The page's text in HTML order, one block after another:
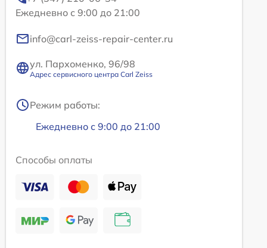
Ежедневно с 9:00 до 21:00
info@carl-zeiss-repair-center.ru
ул. Пархоменко, 96/98
Адрес сервисного центра Carl Zeiss
Режим работы:
Ежедневно с 9:00 до 21:00
Способы оплаты